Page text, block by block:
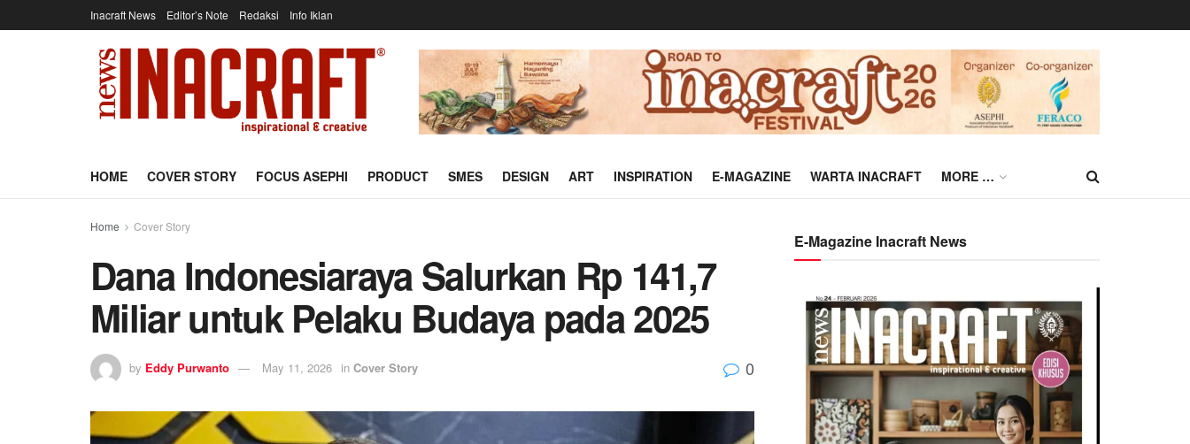
Inacraft News Editor’s Note Redaksi Info Iklan
HOME COVER STORY FOCUS ASEPHI PRODUCT SMES DESIGN ART INSPIRATION E-MAGAZINE WARTA INACRAFT MORE …
Home Cover Story
Dana Indonesiaraya Salurkan Rp 141,7
Miliar untuk Pelaku Budaya pada 2025
by Eddy Purwanto May 11, 2026 in Cover Story 0
E-Magazine Inacraft News